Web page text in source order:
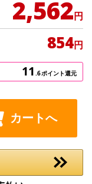
2,562円
854円
11 .6ポイント還元
カートへ